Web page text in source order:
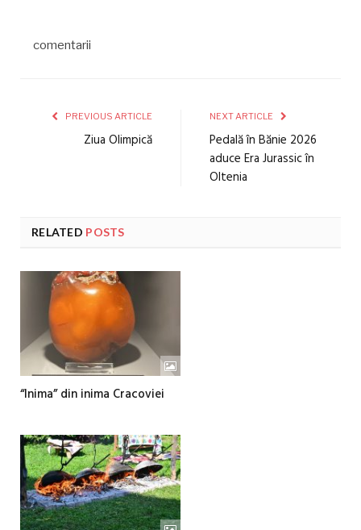
comentarii
PREVIOUS ARTICLE
Ziua Olimpică
NEXT ARTICLE
Pedală în Bănie 2026
aduce Era Jurassic în
Oltenia
RELATED POSTS
“Inima” din inima Cracoviei